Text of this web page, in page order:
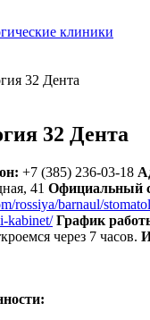
клиники
32 Дента
32 Дента
+7 (385) 236-03-18
41 Официальный
rossiya/barnaul/
kabinet/ График
через 7 часов.